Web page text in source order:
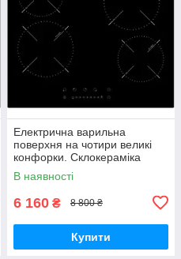
Електрична варильна
поверхня на чотири великі
конфорки. Склокераміка
Luxor EPS 641 DL Німеччина.
В наявності
6 160 ₴ 8 800 ₴
Купити